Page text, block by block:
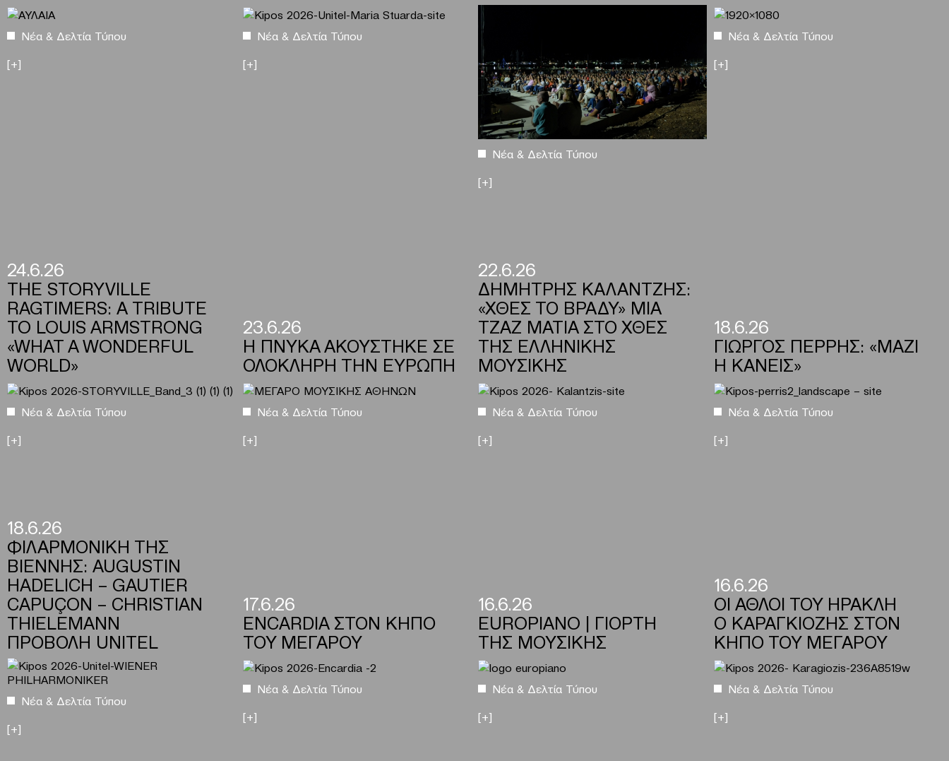
Νέα & Δελτία Τύπου
[+]
Νέα & Δελτία Τύπου
[+]
Νέα & Δελτία Τύπου
[+]
Νέα & Δελτία Τύπου
[+]
24.6.26
THE STORYVILLE
RAGTIMERS: Α TRIBUTE
TO LOUIS ARMSTRONG
«WHAT A WONDERFUL
WORLD»
Νέα & Δελτία Τύπου
[+]
23.6.26
H ΠΝΥΚΑ ΑΚΟΥΣΤΗΚΕ ΣΕ
ΟΛΟΚΛΗΡΗ ΤΗΝ ΕΥΡΩΠΗ
Νέα & Δελτία Τύπου
[+]
22.6.26
ΔΗΜΗΤΡΗΣ ΚΑΛΑΝΤΖΗΣ:
«ΧΘΕΣ ΤΟ ΒΡΑΔΥ» ΜΙΑ
ΤΖΑΖ ΜΑΤΙΑ ΣΤΟ ΧΘΕΣ
ΤΗΣ ΕΛΛΗΝΙΚΗΣ
ΜΟΥΣΙΚΗΣ
Νέα & Δελτία Τύπου
[+]
18.6.26
ΓΙΩΡΓΟΣ ΠΕΡΡΗΣ: «ΜΑΖΙ
Η ΚΑΝΕΙΣ»
Νέα & Δελτία Τύπου
[+]
18.6.26
ΦΙΛΑΡΜΟΝΙΚΗ ΤΗΣ
ΒΙΕΝΝΗΣ: AUGUSTIN
HADELICH – GAUTIER
CAPUÇON – CHRISTIAN
THIELEMANN
ΠΡΟΒΟΛΗ UNITEL
Νέα & Δελτία Τύπου
[+]
17.6.26
ENCARDIA ΣΤΟΝ ΚΗΠΟ
ΤΟΥ ΜΕΓΑΡΟΥ
Νέα & Δελτία Τύπου
[+]
16.6.26
EUROPIANO | ΓΙΟΡΤΗ
ΤΗΣ ΜΟΥΣΙΚΗΣ
Νέα & Δελτία Τύπου
[+]
16.6.26
ΟΙ ΑΘΛΟΙ ΤΟΥ ΗΡΑΚΛΗ
Ο ΚΑΡΑΓΚΙΟΖΗΣ ΣΤΟΝ
ΚΗΠΟ ΤΟΥ ΜΕΓΑΡΟΥ
Νέα & Δελτία Τύπου
[+]